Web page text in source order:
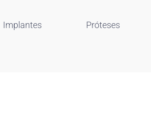
Implantes Próteses